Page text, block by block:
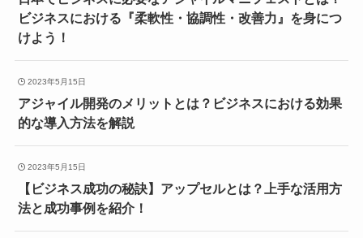
ビジネスにおける『柔軟性・協調性・改善力』を身につ
けよう！
2023年5月15日
アジャイル開発のメリットとは？ビジネスにおける効果
的な導入方法を解説
2023年5月15日
【ビジネス成功の秘訣】アップセルとは？上手な活用方
法と成功事例を紹介！